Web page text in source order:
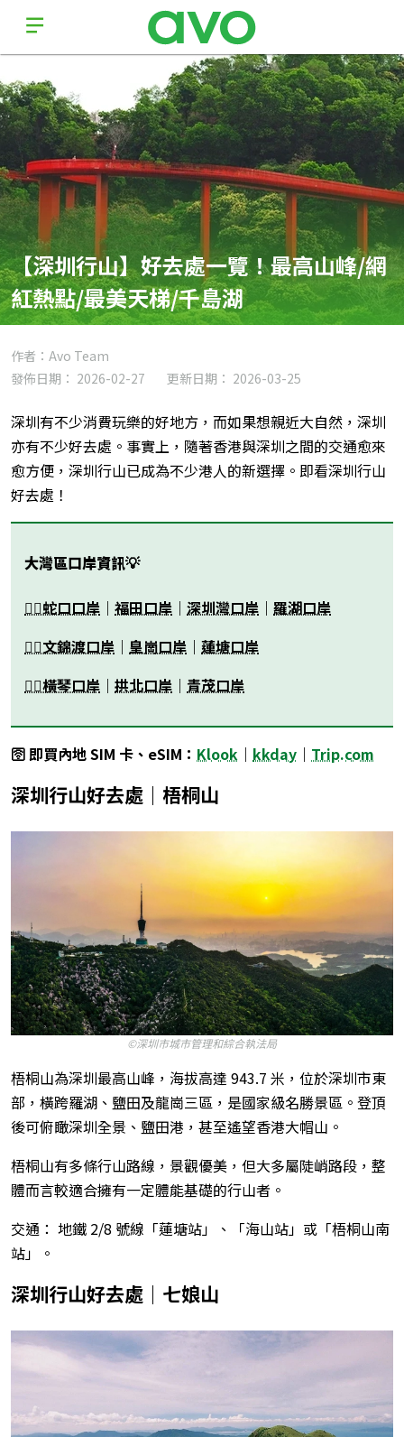
【深圳行山】好去處一覽！最高山峰/網
紅熱點/最美天梯/千島湖
作者：Avo Team
發佈日期： 2026-02-27
更新日期： 2026-03-25
深圳有不少消費玩樂的好地方，而如果想親近大自然，深圳
亦有不少好去處。事實上，隨著香港與深圳之間的交通愈來
愈方便，深圳行山已成為不少港人的新選擇。即看深圳行山
好去處！
大灣區口岸資訊💡
👉🏻蛇口口岸 ｜ 福田口岸 ｜ 深圳灣口岸 ｜ 羅湖口岸
👉🏻文錦渡口岸 ｜ 皇崗口岸 ｜ 蓮塘口岸
👉🏻橫琴口岸 ｜ 拱北口岸 ｜ 青茂口岸
🛜 即買內地 SIM 卡、eSIM： Klook ｜ kkday ｜ Trip.com
深圳行山好去處｜梧桐山
©深圳市城市管理和綜合執法局
梧桐山為深圳最高山峰，海拔高達 943.7 米，位於深圳市東
部，橫跨羅湖、鹽田及龍崗三區，是國家級名勝景區。登頂
後可俯瞰深圳全景、鹽田港，甚至遙望香港大帽山。
梧桐山有多條行山路線，景觀優美，但大多屬陡峭路段，整
體而言較適合擁有一定體能基礎的行山者。
交通： 地鐵 2/8 號線「蓮塘站」、「海山站」或「梧桐山南
站」。
深圳行山好去處｜七娘山